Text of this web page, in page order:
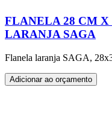
FLANELA 28 CM X
LARANJA SAGA
Flanela laranja SAGA,
Adicionar ao orçamento